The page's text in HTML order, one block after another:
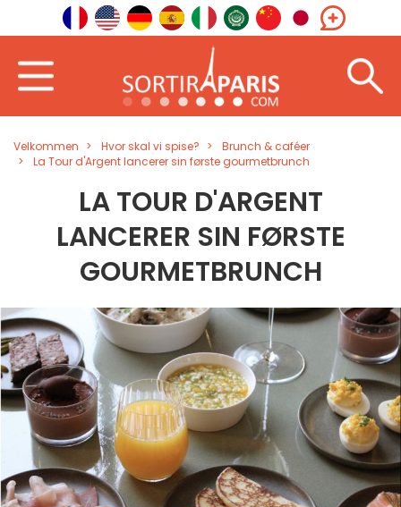
Velkommen Hvor skal vi spise?
Brunch & caféer
La Tour d'Argent lancerer sin første gourmetbrunch
LA TOUR D'ARGENT
LANCERER SIN FØRSTE
GOURMETBRUNCH